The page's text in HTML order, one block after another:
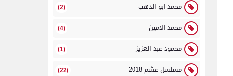
محمد ابو الدهب (2)
محمد الامين (4)
محمود عبد العزيز (1)
مسلسل عشم 2018 (22)